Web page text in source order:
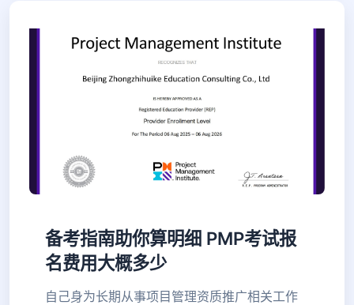
备考指南助你算明细 PMP考试报
名费用大概多少
自己身为长期从事项目管理资质推广相关工作